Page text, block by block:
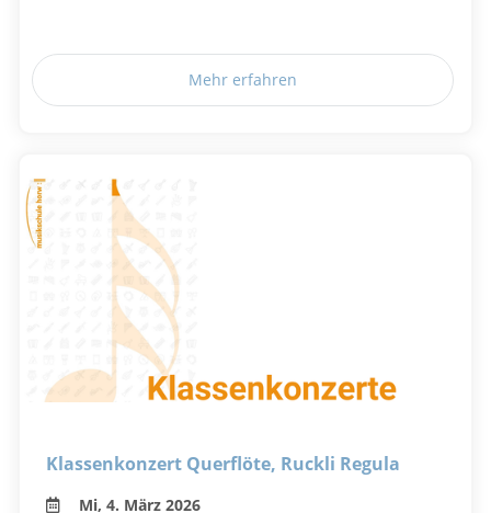
Mehr erfahren
Klassenkonzert Querflöte, Ruckli Regula
Mi, 4. März 2026